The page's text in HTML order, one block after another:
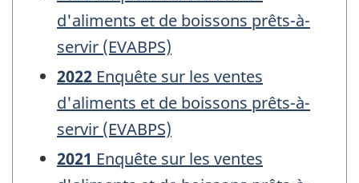
d'aliments et de boissons prêts-à-
servir (EVABPS)
2022 Enquête sur les ventes
d'aliments et de boissons prêts-à-
servir (EVABPS)
2021 Enquête sur les ventes